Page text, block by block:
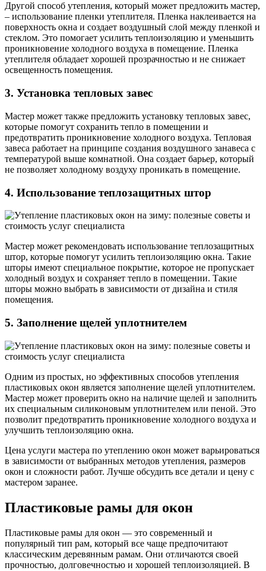
Другой способ утепления, который может предложить мастер,
– использование пленки утеплителя. Пленка наклеивается на
поверхность окна и создает воздушный слой между пленкой и
стеклом. Это помогает усилить теплоизоляцию и уменьшить
проникновение холодного воздуха в помещение. Пленка
утеплителя обладает хорошей прозрачностью и не снижает
освещенность помещения.
3. Установка тепловых завес
Мастер может также предложить установку тепловых завес,
которые помогут сохранить тепло в помещении и
предотвратить проникновение холодного воздуха. Тепловая
завеса работает на принципе создания воздушного занавеса с
температурой выше комнатной. Она создает барьер, который
не позволяет холодному воздуху проникать в помещение.
4. Использование теплозащитных штор
Мастер может рекомендовать использование теплозащитных
штор, которые помогут усилить теплоизоляцию окна. Такие
шторы имеют специальное покрытие, которое не пропускает
холодный воздух и сохраняет тепло в помещении. Такие
шторы можно выбрать в зависимости от дизайна и стиля
помещения.
5. Заполнение щелей уплотнителем
Одним из простых, но эффективных способов утепления
пластиковых окон является заполнение щелей уплотнителем.
Мастер может проверить окно на наличие щелей и заполнить
их специальным силиконовым уплотнителем или пеной. Это
позволит предотвратить проникновение холодного воздуха и
улучшить теплоизоляцию окна.
Цена услуги мастера по утеплению окон может варьироваться
в зависимости от выбранных методов утепления, размеров
окон и сложности работ. Лучше обсудить все детали и цену с
мастером заранее.
Пластиковые рамы для окон
Пластиковые рамы для окон — это современный и
популярный тип рам, который все чаще предпочитают
классическим деревянным рамам. Они отличаются своей
прочностью, долговечностью и хорошей теплоизоляцией. В